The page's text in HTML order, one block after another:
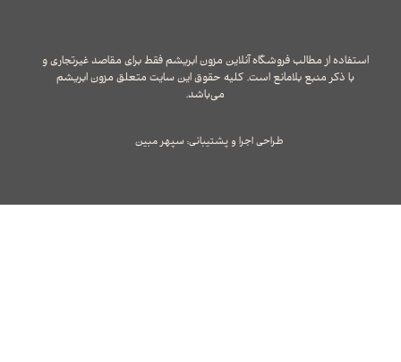
طراحی اجرا و پشتیبانی: سپهر مبین
استفاده از مطالب فروشگاه آنلاین مزون ابریشم فقط برای مقاصد غیرتجاری و
با ذکر منبع بلامانع است. کلیه حقوق این سایت متعلق مزون ابریشم
می‌باشد.